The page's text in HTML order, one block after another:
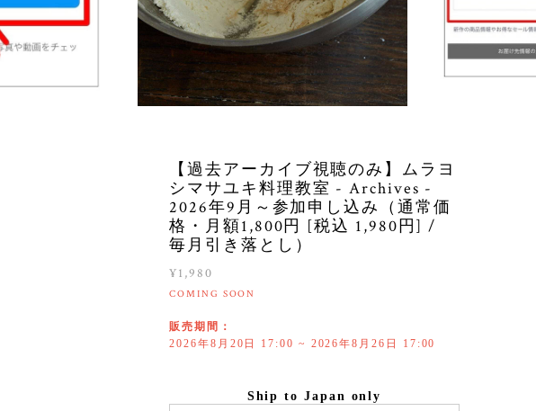
【過去アーカイブ視聴のみ】ムラヨ
シマサユキ料理教室 - Archives -
2026年9月～参加申し込み（通常価
格・月額1,800円 [税込 1,980円] /
毎月引き落とし）
¥1,980
COMING SOON
販売期間：
2026年8月20日 17:00 ~ 2026年8月26日 17:00
Ship to Japan only